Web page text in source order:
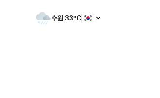
수원 33ºC